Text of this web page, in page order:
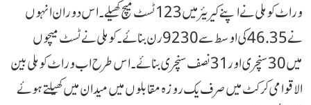
وراٹ کوہلی نے اپنے کیریئر میں 123 ٹسٹ میچ کھیلے۔ اس دوران انہوں
نے 46.35 کی اوسط سے 9230 رن بنائے۔ کوہلی نے ٹسٹ میچوں
میں 30 سنچری اور 31 نصف سنچری بنائے۔ اس طرح اب وراٹ کوہلی بین
الاقوامی کرکٹ میں صرف یک روزہ مقابلوں میں میدان میں کھیلتے ہوئے